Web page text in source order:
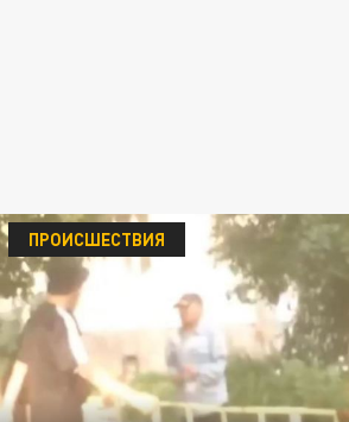
ПРОИСШЕСТВИЯ